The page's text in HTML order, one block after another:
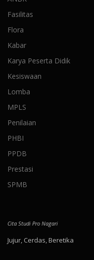
Fasilitas
Flora
Kabar
Karya Peserta Didik
Kesiswaan
Lomba
MPLS
Penilaian
PHBI
PPDB
Prestasi
SPMB
Cita Studi Pro Nagari
Jujur, Cerdas, Beretika